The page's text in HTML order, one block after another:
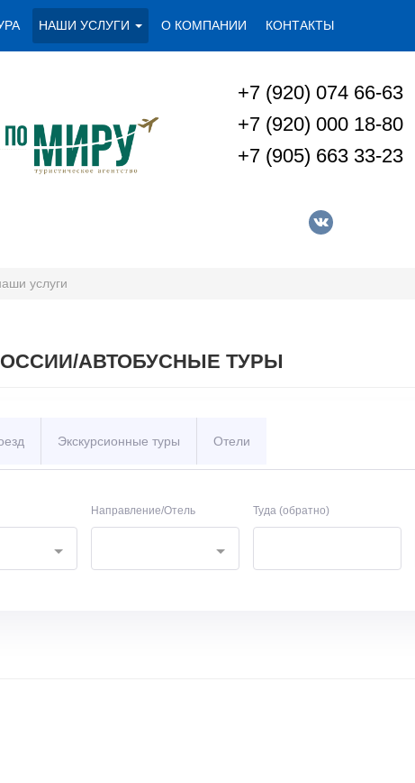
НАШИ УСЛУГИ О КОМПАНИИ КОНТАКТЫ
+7 (920) 074 66-63
+7 (920) 000 18-80
+7 (905) 663 33-23
услуги
АВТОБУСНЫЕ ТУРЫ
Экскурсионные туры Отели
Направление/Отель Туда (обратно)